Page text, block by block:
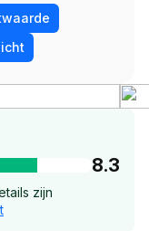
8.3
zijn